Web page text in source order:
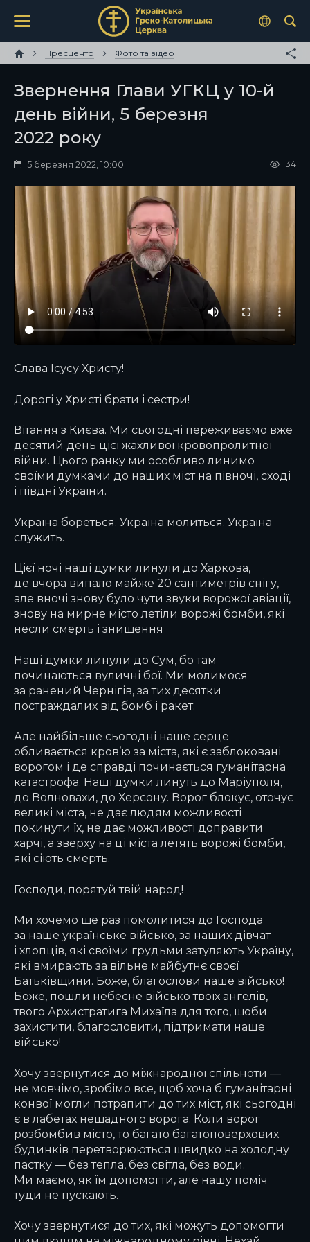
Пресцентр Фото та відео
Звернення Глави УГКЦ у 10-й
день війни, 5 березня
2022 року
5 березня 2022, 10:00 34
Слава Ісусу Христу!
Дорогі у Христі брати і сестри!
Вітання з Києва. Ми сьогодні переживаємо вже
десятий день цієї жахливої кровопролитної
війни. Цього ранку ми особливо линимо
своїми думками до наших міст на півночі, сході
і півдні України.
Україна бореться. Україна молиться. Україна
служить.
Цієї ночі наші думки линули до Харкова,
де вчора випало майже 20 сантиметрів снігу,
але вночі знову було чути звуки ворожої авіації,
знову на мирне місто летіли ворожі бомби, які
несли смерть і знищення
Наші думки линули до Сум, бо там
починаються вуличні бої. Ми молимося
за ранений Чернігів, за тих десятки
постраждалих від бомб і ракет.
Але найбільше сьогодні наше серце
обливається кров’ю за міста, які є заблоковані
ворогом і де справді починається гуманітарна
катастрофа. Наші думки линуть до Маріуполя,
до Волновахи, до Херсону. Ворог блокує, оточує
великі міста, не дає людям можливості
покинути їх, не дає можливості доправити
харчі, а зверху на ці міста летять ворожі бомби,
які сіють смерть.
Господи, порятуй твій народ!
Ми хочемо ще раз помолитися до Господа
за наше українське військо, за наших дівчат
і хлопців, які своїми грудьми затуляють Україну,
які вмирають за вільне майбутнє своєї
Батьківщини. Боже, благослови наше військо!
Боже, пошли небесне військо твоїх ангелів,
твого Архистратига Михаїла для того, щоби
захистити, благословити, підтримати наше
військо!
Хочу звернутися до міжнародної спільноти —
не мовчімо, зробімо все, щоб хоча б гуманітарні
конвої могли потрапити до тих міст, які сьогодні
є в лабетах нещадного ворога. Коли ворог
розбомбив місто, то багато багатоповерхових
будинків перетворюються швидко на холодну
пастку — без тепла, без світла, без води.
Ми маємо, як їм допомогти, але нашу поміч
туди не пускають.
Хочу звернутися до тих, які можуть допомогти